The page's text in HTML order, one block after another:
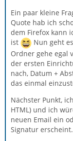
Ein paar kleine
Quote hab ich
dem Firefox kann
ist
Nun geht
Ordner gehe egal
der ersten
nach, Datum +
das einmal
Nächster Punkt,
HTML) und ich
neuen Email ein
Signatur